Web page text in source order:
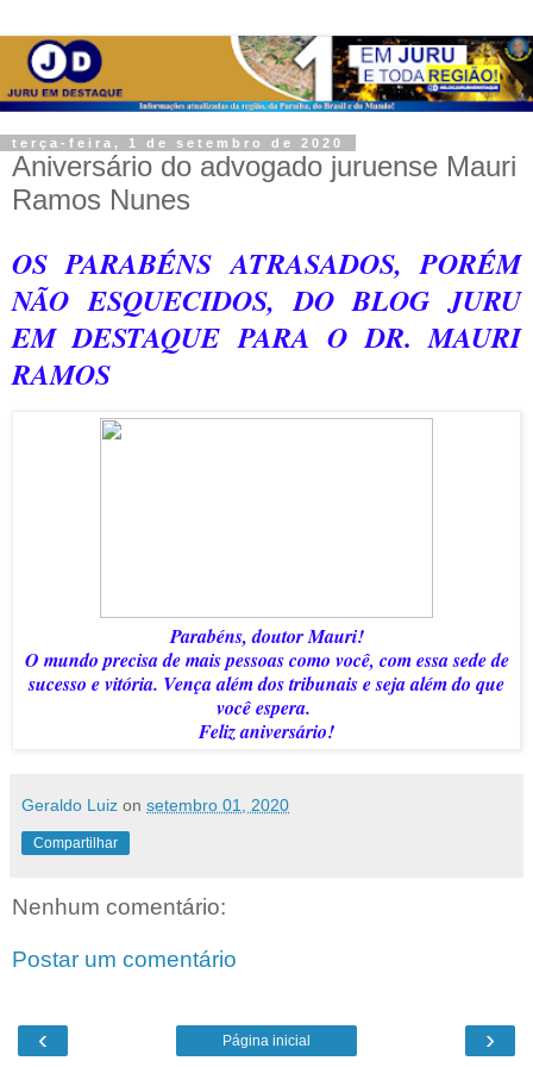
terça-feira, 1 de setembro de 2020
Aniversário do advogado juruense Mauri
Ramos Nunes
OS PARABÉNS ATRASADOS, PORÉM
NÃO ESQUECIDOS, DO BLOG JURU
EM DESTAQUE PARA O DR. MAURI
RAMOS
Parabéns, doutor Mauri!
O mundo precisa de mais pessoas como você, com essa sede de
sucesso e vitória. Vença além dos tribunais e seja além do que
você espera.
Feliz aniversário!
Geraldo Luiz on setembro 01, 2020
Compartilhar
Nenhum comentário:
Postar um comentário
‹ ›
Página inicial